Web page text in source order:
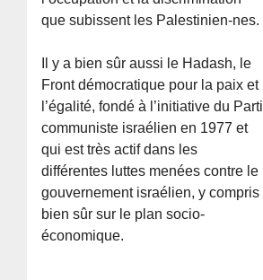
que subissent les Palestinien-nes.
Il y a bien sûr aussi le Hadash, le
Front démocratique pour la paix et
l’égalité, fondé à l’initiative du Parti
communiste israélien en 1977 et
qui est très actif dans les
différentes luttes menées contre le
gouvernement israélien, y compris
bien sûr sur le plan socio-
économique.